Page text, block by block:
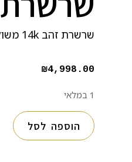
שרשרת זהב 14k משולבת פנינים בגדלים משתנים ועיגולי זהב מרוקעים
₪4,998.00
1 במלאי
הוספה לסל